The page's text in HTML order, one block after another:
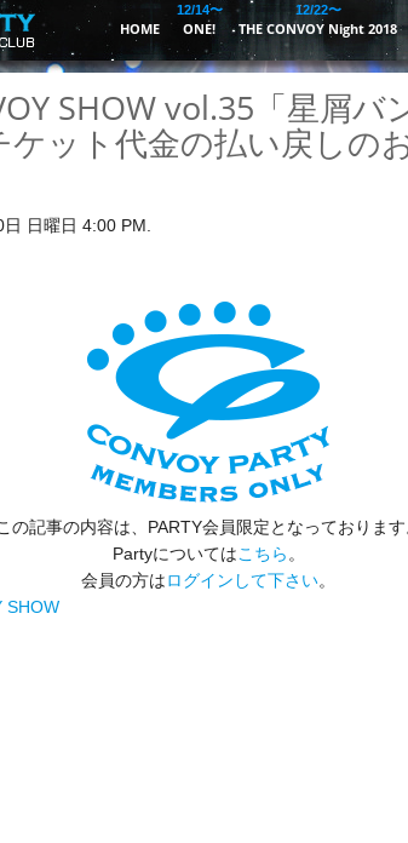
HOME ONE!
12/14〜
THE CONVOY Night 2018
12/22〜
SHOW vol.35「星屑バ
ケット代金の払い戻しの
日曜日 4:00 PM.
の記事の内容は、PARTY会員限定となっております
Partyについてはこちら 。
会員の方はログインして下さい。
SHOW